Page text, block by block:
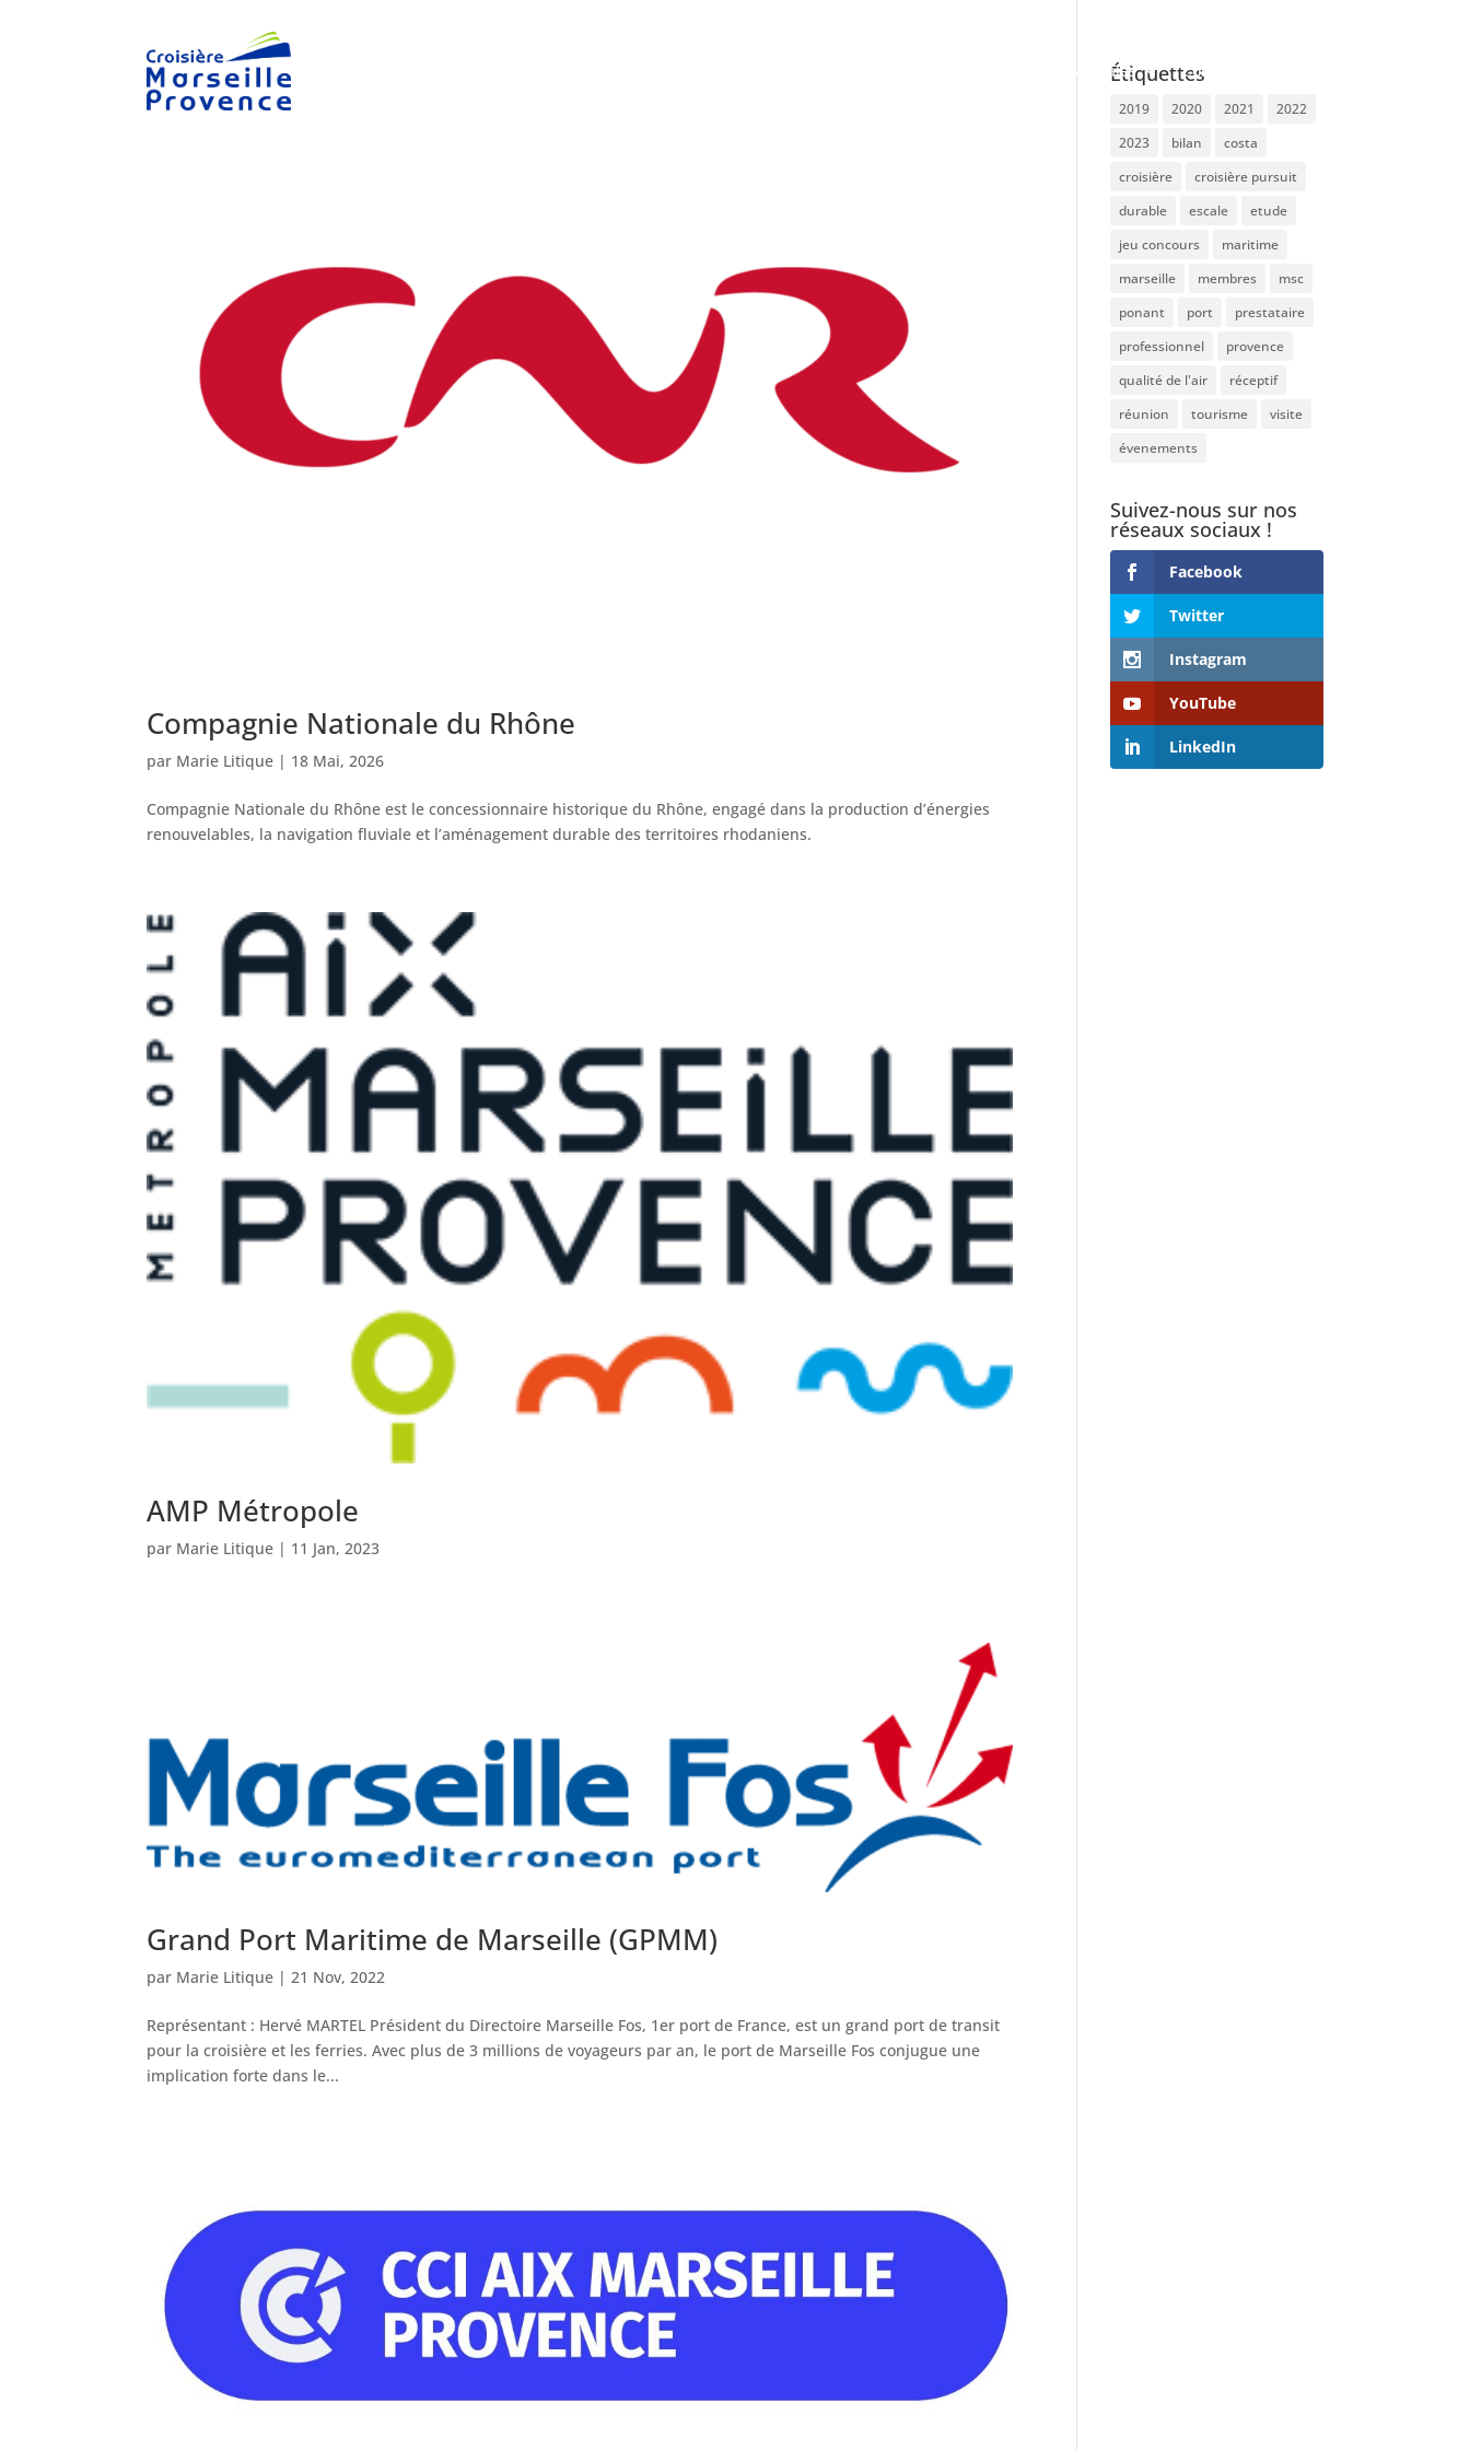
Les escales Contacts et Actu
Compagnie Nationale du Rhône
par Marie Litique | 18 Mai, 2026
Compagnie Nationale du Rhône est le concessionnaire historique du Rhône, engagé dans la production d’énergies
renouvelables, la navigation fluviale et l’aménagement durable des territoires rhodaniens.
AMP Métropole
par Marie Litique | 11 Jan, 2023
Grand Port Maritime de Marseille (GPMM)
par Marie Litique | 21 Nov, 2022
Représentant : Hervé MARTEL Président du Directoire Marseille Fos, 1er port de France, est un grand port de transit
pour la croisière et les ferries. Avec plus de 3 millions de voyageurs par an, le port de Marseille Fos conjugue une
implication forte dans le...
Étiquettes
2019 2020 2021
2022
2023
bilan
costa
croisière
croisière pursuit
durable
escale
etude
jeu concours
maritime
marseille
membres
msc
ponant
port
prestataire
professionnel
provence
qualité de l'air
réceptif
réunion
tourisme
visite
évenements
Suivez-nous sur nos
réseaux sociaux !
Facebook
Twitter
Instagram
YouTube
LinkedIn